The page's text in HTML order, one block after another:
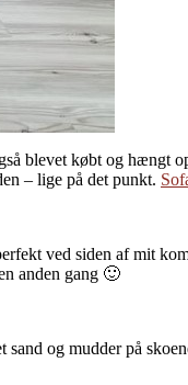
blevet købt og hængt
– lige på det punkt.
ved siden af mit
anden gang 🙂
og mudder på